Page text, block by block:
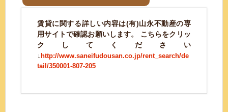
賃貸に関する詳しい内容は(有)山永不動産の専
用サイトで確認お願いします。 こちらをクリッ
クしてください
↓http://www.saneifudousan.co.jp/rent_search/de
tail/350001-807-205